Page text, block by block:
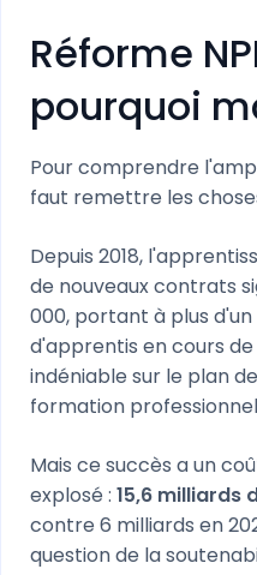
Réforme
pourquoi
Pour comprendre
faut remettre les
Depuis 2018,
de nouveaux contrats
000, portant à plus
d'apprentis en cours
indéniable sur le plan
formation
Mais ce succès a un
explosé : 15,6 milliards
contre 6 milliards en
question de la